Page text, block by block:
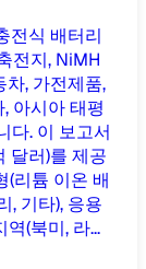
전식 배터리
전지, NiMH
차, 가전제품,
아시아 태평
다. 이 보고서
달러)를 제공
(리튬 이온 배
, 기타), 응용
(북미, 라...